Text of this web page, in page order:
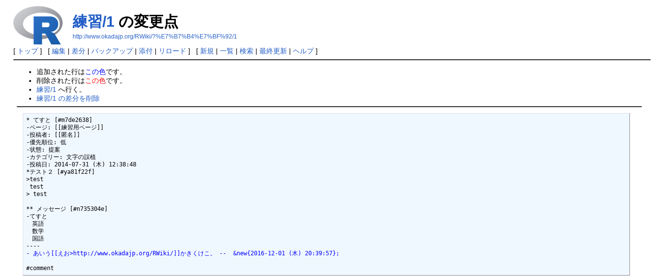
練習/1 の変更点
http://www.okadajp.org/RWiki/?%E7%B7%B4%E7%BF%92/1
[ トップ] [ 編集| 差分| バックアップ| 添付| リロード ] [ 新規 | 一覧| 検索| 最終更新| ヘルプ]
追加された行はこの色です。
削除された行はこの色です。
練習/1 へ行く。
練習/1 の差分を削除
* てすと [#m7de2638]
-ページ: [[練習用ページ]]
-投稿者: [[匿名]]
-優先順位: 低
-状態: 提案
-カテゴリー: 文字の誤植
-投稿日: 2014-07-31 (木) 12:38:48
*テスト２ [#ya81f22f]
>test
> test
** メッセージ [#n735304e]
-てすと
英語
数学
国語
- あいう[[えお>http://www.okadajp.org/RWiki/]]かきくけこ。 --  &new{2016-12-01 (木) 20:39:57};